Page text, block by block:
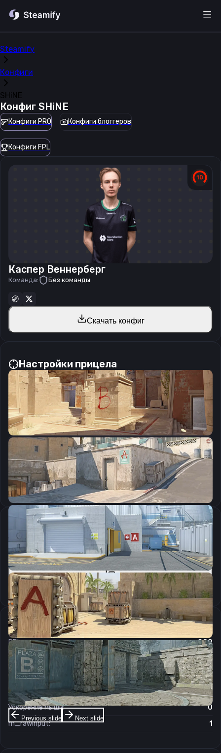
Steamify
Конфиги
SHiNE
Конфиг SHiNE
Конфиги PRO Конфиги блоггеров
Конфиги FPL
Каспер Веннерберг
Команда: Без команды
Скачать конфиг
Настройки прицела
Previous slide Next slide
CSGO-NXdQL-mOuC9-ywXnx-cjpWi-br5VH
Скопировать
Параметры запуска
Скопировать
Настройки мыши
DPI:
800
Чувствительность мыши в игре:
0.83
Чувствительность мыши в зуме:
0.8
Чувствительность мыши в Windows:
6/11
Ускорение мыши:
0
m_rawinput:
1